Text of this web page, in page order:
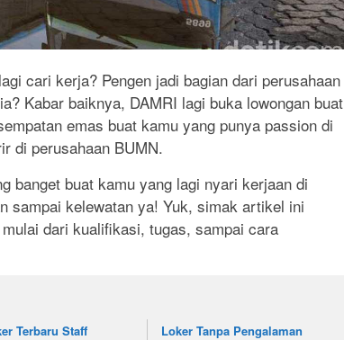
cari kerja? Pengen jadi bagian dari perusahaan
Kabar baiknya, DAMRI lagi buka lowongan buat
emas buat kamu yang punya passion di
di perusahaan BUMN.
banget buat kamu yang lagi nyari kerjaan di
sampai kelewatan ya! Yuk, simak artikel ini
dari kualifikasi, tugas, sampai cara
Terbaru Staff
Loker Tanpa Pengalaman